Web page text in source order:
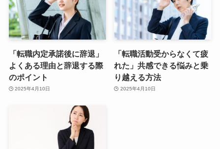
「転職内定承諾後に辞退」
よくある理由と辞退する際
のポイント
2025年4月10日
「転職活動受からなくて疲
れた」共感できる悩みと乗
り越える方法
2025年4月10日